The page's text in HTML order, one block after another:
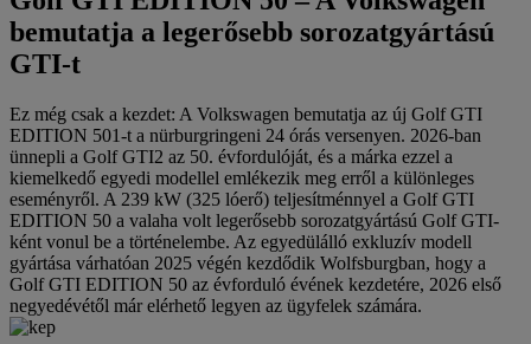
bemutatja a legerősebb sorozatgyártású
GTI-t
Ez még csak a kezdet: A Volkswagen bemutatja az új Golf GTI
EDITION 501-t a nürburgringeni 24 órás versenyen. 2026-ban
ünnepli a Golf GTI2 az 50. évfordulóját, és a márka ezzel a
kiemelkedő egyedi modellel emlékezik meg erről a különleges
eseményről. A 239 kW (325 lóerő) teljesítménnyel a Golf GTI
EDITION 50 a valaha volt legerősebb sorozatgyártású Golf GTI-
ként vonul be a történelembe. Az egyedülálló exkluzív modell
gyártása várhatóan 2025 végén kezdődik Wolfsburgban, hogy a
Golf GTI EDITION 50 az évforduló évének kezdetére, 2026 első
negyedévétől már elérhető legyen az ügyfelek számára.